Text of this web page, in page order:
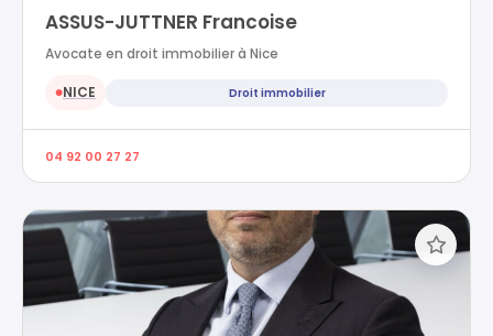
ASSUS-JUTTNER Francoise
Avocate en droit immobilier à Nice
●NICE Droit immobilier
04 92 00 27 27